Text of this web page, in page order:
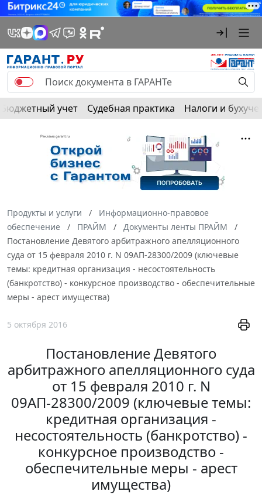
Бюджетный учет Судебная практика Налоги и
Продукты и услуги
Информационно-правовое
обеспечение
ПРАЙМ
Документы ленты ПРАЙМ
Постановление Девятого арбитражного апелляционного
суда от 15 февраля 2010 г. N 09АП-28300/2009 (ключевые
темы: кредитная организация - несостоятельность
(банкротство) - конкурсное производство - обеспечительные
меры - арест имущества)
5 октября 2016
Постановление Девятого
арбитражного апелляционного суда
от 15 февраля 2010 г. N
09АП-28300/2009 (ключевые темы:
кредитная организация -
несостоятельность (банкротство) -
конкурсное производство -
обеспечительные меры - арест
имущества)